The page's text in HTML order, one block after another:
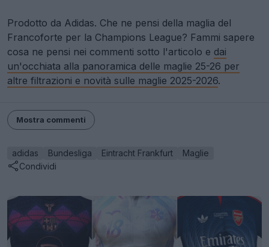
Prodotto da Adidas. Che ne pensi della maglia del
Francoforte per la Champions League? Fammi sapere
cosa ne pensi nei commenti sotto l'articolo e dai
un'occhiata alla panoramica delle maglie 25-26 per
altre filtrazioni e novità sulle maglie 2025-2026.
Mostra commenti
adidas Bundesliga Eintracht Frankfurt
Maglie
Condividi